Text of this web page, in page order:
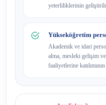
yeterliliklerinin
Yükseköğretim
Akademik ve idari
alma, mesleki gelişim
faaliyetlerine